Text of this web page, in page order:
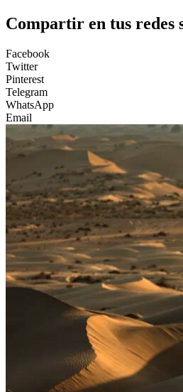
Compartir en tus redes
Facebook
Twitter
Pinterest
Telegram
WhatsApp
Email